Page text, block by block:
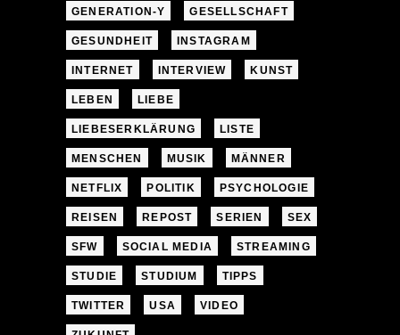
GENERATION-Y GESELLSCHAFT
GESUNDHEIT INSTAGRAM
INTERNET INTERVIEW KUNST
LEBEN LIEBE
LIEBESERKLÄRUNG LISTE
MENSCHEN MUSIK MÄNNER
NETFLIX POLITIK PSYCHOLOGIE
REISEN REPOST SERIEN SEX
SFW SOCIAL MEDIA STREAMING
STUDIE STUDIUM TIPPS
TWITTER USA VIDEO